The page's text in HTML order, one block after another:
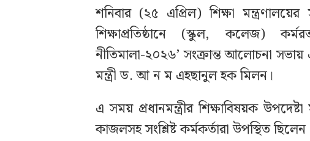
শনিবার (২৫ এপ্রিল) শিক্ষা
শিক্ষাপ্রতিষ্ঠানে (স্কুল, কলেজ)
নীতিমালা-২০২৬’ সংক্রান্ত আলোচনা সভায়
মন্ত্রী ড. আ ন ম এহছানুল হক মিলন।
এ সময় প্রধানমন্ত্রীর শিক্ষাবিষয়ক
কাজলসহ সংশ্লিষ্ট কর্মকর্তারা উপস্থিত